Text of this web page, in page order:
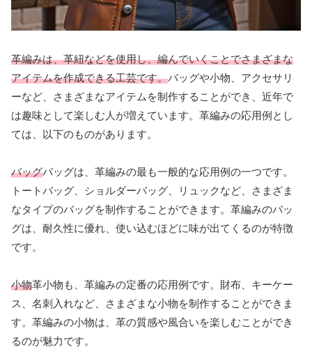
革編みは、革紐などを使用し、編んでいくことでさまざまな
アイテムを作成できる工芸です。バッグや小物、アクセサリ
ーなど、さまざまなアイテムを制作することができ、近年で
は趣味として楽しむ人が増えています。革編みの応用例とし
ては、以下のものがあります。
バッグバッグは、革編みの最も一般的な応用例の一つです。
トートバッグ、ショルダーバッグ、リュックなど、さまざま
なタイプのバッグを制作することができます。革編みのバッ
グは、耐久性に優れ、使い込むほどに味が出てくるのが特徴
です。
小物革小物も、革編みの定番の応用例です。財布、キーケー
ス、名刺入れなど、さまざまな小物を制作することができま
す。革編みの小物は、革の質感や風合いを楽しむことができ
るのが魅力です。